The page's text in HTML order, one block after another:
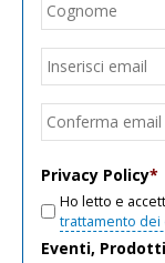
Email
Privacy Policy*
Ho letto e
trattamento dei
Eventi,